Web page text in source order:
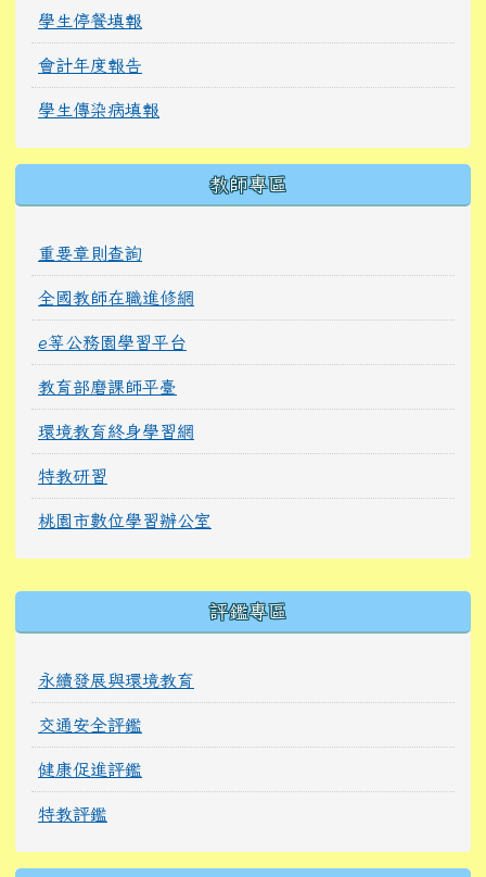
學生停餐填報
會計年度報告
學生傳染病填報
教師專區
重要章則查詢
全國教師在職進修網
e等公務園學習平台
教育部磨課師平臺
環境教育終身學習網
特教研習
桃園市數位學習辦公室
評鑑專區
永續發展與環境教育
交通安全評鑑
健康促進評鑑
特教評鑑